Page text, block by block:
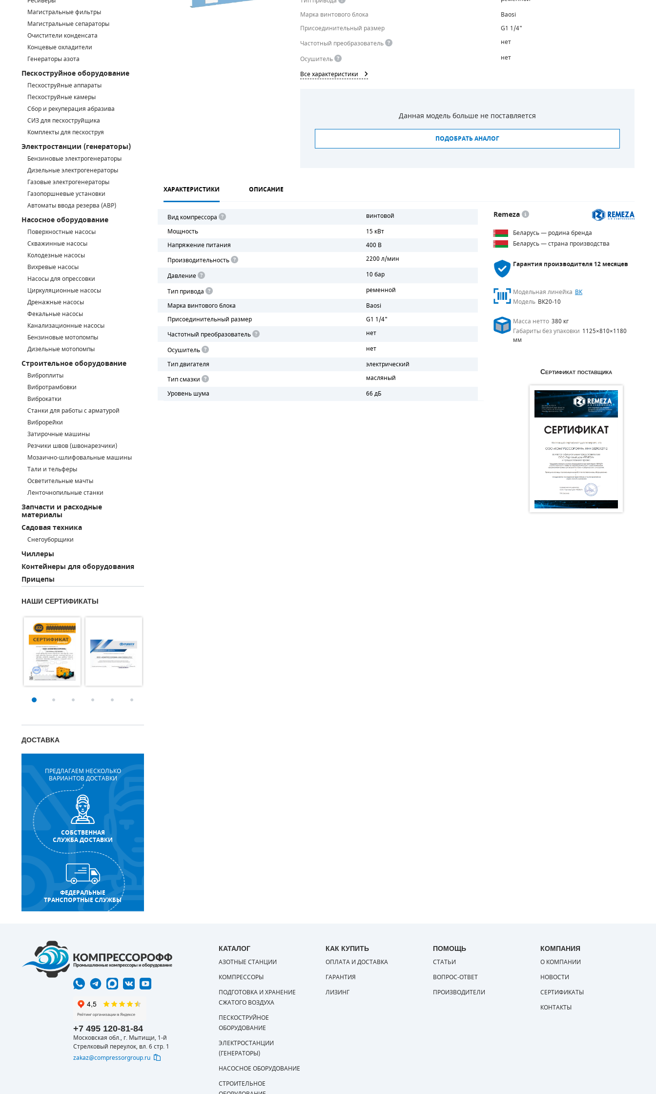
Магистральные фильтры
Магистральные сепараторы
Очистители конденсата
Концевые охладители
Генераторы азота
Пескоструйное оборудование
Пескоструйные аппараты
Пескоструйные камеры
Сбор и рекуперация абразива
СИЗ для пескоструйщика
Комплекты для пескоструя
Электростанции (генераторы)
Бензиновые электрогенераторы
Дизельные электрогенераторы
Газовые электрогенераторы
Газопоршневые установки
Автоматы ввода резерва (АВР)
Насосное оборудование
Поверхностные насосы
Скважинные насосы
Колодезные насосы
Вихревые насосы
Насосы для опрессовки
Циркуляционные насосы
Дренажные насосы
Фекальные насосы
Канализационные насосы
Бензиновые мотопомпы
Дизельные мотопомпы
Строительное оборудование
Виброплиты
Вибротрамбовки
Виброкатки
Станки для работы с арматурой
Виброрейки
Затирочные машины
Резчики швов (швонарезчики)
Мозаично-шлифовальные машины
Тали и тельферы
Осветительные мачты
Ленточнопильные станки
Запчасти и расходные
материалы
Садовая техника
Снегоуборщики
Чиллеры
Контейнеры для оборудования
Прицепы
НАШИ СЕРТИФИКАТЫ
ДОСТАВКА
ПРЕДЛАГАЕМ НЕСКОЛЬКО
ВАРИАНТОВ ДОСТАВКИ
СОБСТВЕННАЯ
СЛУЖБА ДОСТАВКИ
ФЕДЕРАЛЬНЫЕ
ТРАНСПОРТНЫЕ СЛУЖБЫ
Марка винтового блока
Baosi
Присоединительный размер
G1 1/4"
Частотный преобразователь
нет
Осушитель
нет
Все характеристики
Данная модель больше не поставляется
ПОДОБРАТЬ АНАЛОГ
ХАРАКТЕРИСТИКИ ОПИСАНИЕ
Вид компрессора
винтовой
Мощность
15 кВт
Напряжение питания
400 В
Производительность
2200 л/мин
Давление
10 бар
Тип привода
ременной
Марка винтового блока
Baosi
Присоединительный размер
G1 1/4"
Частотный преобразователь
нет
Осушитель
нет
Тип двигателя
электрический
Тип смазки
масляный
Уровень шума
66 дБ
Remeza
Беларусь — родина бренда
Беларусь — страна производства
Гарантия производителя12 месяцев
Модельная линейка ВК
Модель ВК20-10
Масса нетто 380 кг
Габариты без упаковки 1125×810×1180
мм
Сертификат поставщика
+7 495 120-81-84
Московская обл., г. Мытищи, 1-й
Стрелковый переулок, вл. 6 стр. 1
zakaz@compressorgroup.ru
КАТАЛОГ
АЗОТНЫЕ СТАНЦИИ
КОМПРЕССОРЫ
ПОДГОТОВКА И ХРАНЕНИЕ
СЖАТОГО ВОЗДУХА
ПЕСКОСТРУЙНОЕ
ОБОРУДОВАНИЕ
ЭЛЕКТРОСТАНЦИИ
(ГЕНЕРАТОРЫ)
НАСОСНОЕ ОБОРУДОВАНИЕ
СТРОИТЕЛЬНОЕ
КАК КУПИТЬ
ОПЛАТА И ДОСТАВКА
ГАРАНТИЯ
ЛИЗИНГ
ПОМОЩЬ
СТАТЬИ
ВОПРОС-ОТВЕТ
ПРОИЗВОДИТЕЛИ
КОМПАНИЯ
О КОМПАНИИ
НОВОСТИ
СЕРТИФИКАТЫ
КОНТАКТЫ
САДОВАЯ ТЕХНИКА
КОНТЕЙНЕРЫ ДЛЯ ОБОРУДОВАНИЯ
КАНАЛИЗАЦИОННЫЕ НАСОСЫ
ДИЗЕЛЬНЫЕ МОТОПОМПЫ
ТАЛИ И ТЕЛЬФЕРЫ
ЛЕНТОЧНОПИЛЬНЫЕ СТАНКИ
КОНТРОЛЛЕРЫ (БЛОКИ УПРАВЛЕНИЯ)
ВПУСКНЫЕ КЛАПАНЫ
ОБРАТНЫЕ КЛАПАНЫ
КЛАПАНЫ МИНИМАЛЬНОГО ДАВЛЕНИЯ
РЕЛЕ ДАВЛЕНИЯ ДЛЯ ДЛЯ КОМПРЕССОРОВ
ДАТЧИКИ
РУКАВА ВЫСОКОГО ДАВЛЕНИЯ (РВД)
ЗАПЧАСТИ ДЛЯ ВИНТОВЫХ КОМПРЕССОРОВ
СМЕННЫЕ ЭЛЕМЕНТЫ МАГИСТРАЛЬНЫХ ФИЛЬТРОВ
ДЛЯ АДСОРБЦИОННЫХ ОСУШИТЕЛЕЙ
ЭЛЕКТРОДВИГАТЕЛИ
БЕНЗИНОВЫЕ ДВИГАТЕЛИ
ДИЗЕЛЬНЫЕ ДВИГАТЕЛИ
ФИЛЬТРЫ ТОПЛИВНЫЕ
МОТОРНОЕ МАСЛО
РАДИАТОРЫ
ПОДШИПНИКИ
ПОРШНЕВЫЕ БЛОКИ
ДЕТАЛИ ПОРШНЕВЫХ КОМПРЕССОРОВ
ДЕТАЛИ СПИРАЛЬНЫХ КОМПРЕССОРОВ
ДЕТАЛИ НАСОСНОЙ ЧАСТИ
ДЕТАЛИ ПОГРУЖНЫХ НАСОСОВ
ШЛАНГИ ДЛЯ МОТОПОМП
ДЛЯ ВАКУУМНЫХ НАСОСОВ